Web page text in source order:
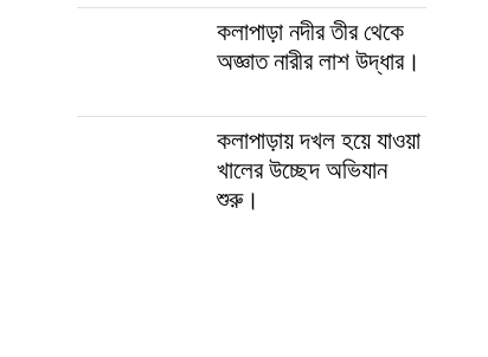
কলাপাড়া নদীর তীর থেকে
অজ্ঞাত নারীর লাশ উদ্ধার।
কলাপাড়ায় দখল হয়ে যাওয়া
খালের উচ্ছেদ অভিযান
শুরু।